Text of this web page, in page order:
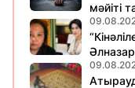
мәйіті